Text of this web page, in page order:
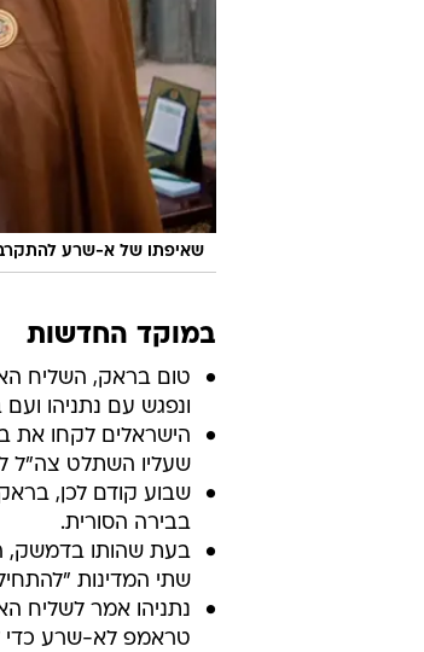
שאיפתו של א-שרע
במוקד החדשות
טום בראק, השליח
ונפגש עם נתניהו ועם
הישראלים לקחו את
שעליו השתלט צה"ל
שבוע קודם לכן,
בבירה הסורית.
בעת שהותו בדמשק,
שתי המדינות
נתניהו אמר לשליח
טראמפ לא-שרע כדי